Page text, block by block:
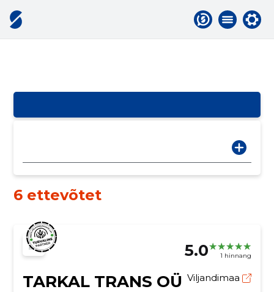
6 ettevõtet
5.0 1 hinnang
TARKAL TRANS OÜ Viljandimaa